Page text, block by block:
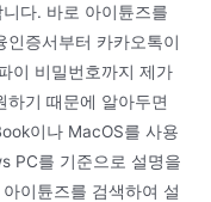
다. 바로 아이튠즈를
인증서부터 카카오톡이
이 비밀번호까지 제가
하기 때문에 알아두면
이나 MacOS를 사용
PC를 기준으로 설명을
이튠즈를 검색하여 설